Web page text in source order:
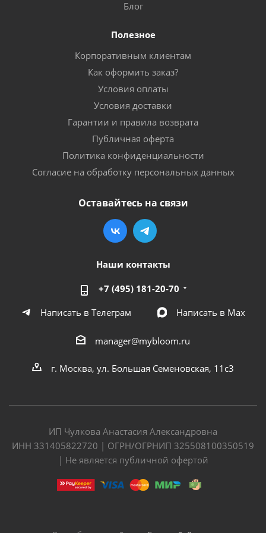
Блог
Полезное
Корпоративным клиентам
Как оформить заказ?
Условия оплаты
Условия доставки
Гарантии и правила возврата
Публичная оферта
Политика конфиденциальности
Согласие на обработку персональных данных
Оставайтесь на связи
Наши контакты
+7 (495) 181-20-70
Написать в Телеграм
Написать в Мах
manager@mybloom.ru
г. Москва, ул. Большая Семеновская, 11с3
ИП Чулкова Анастасия Александровна
ИНН 331405822720 | ОГРН/ОГРНИП 325508100350519
| Не является публичной офертой